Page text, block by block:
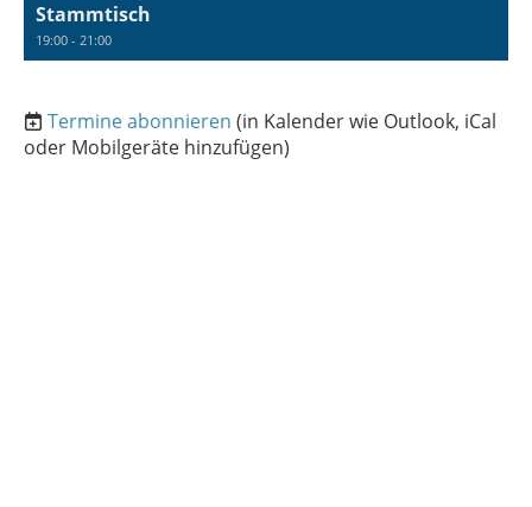
Stammtisch
19:00 - 21:00
Termine abonnieren (in Kalender wie Outlook, iCal
oder Mobilgeräte hinzufügen)